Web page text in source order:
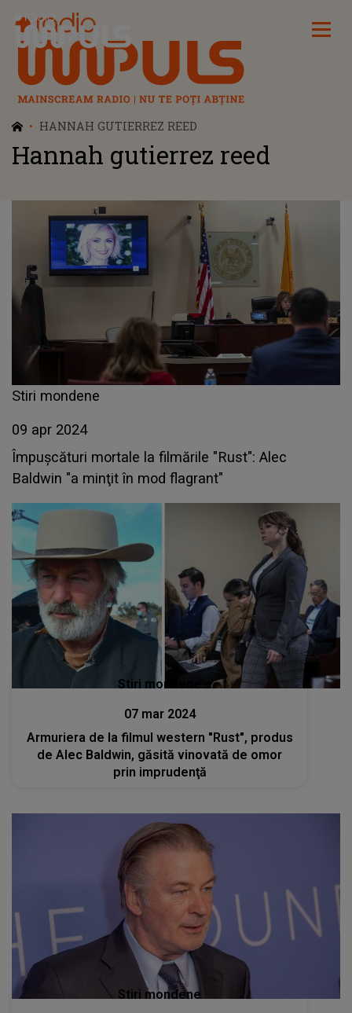
Radio Impuls
HANNAH GUTIERREZ REED
Hannah gutierrez reed
Stiri mondene
09 apr 2024
Împuşcături mortale la filmările "Rust": Alec
Baldwin "a minţit în mod flagrant"
Stiri mondene
07 mar 2024
Armuriera de la filmul western "Rust", produs
de Alec Baldwin, găsită vinovată de omor
prin imprudenţă
Stiri mondene